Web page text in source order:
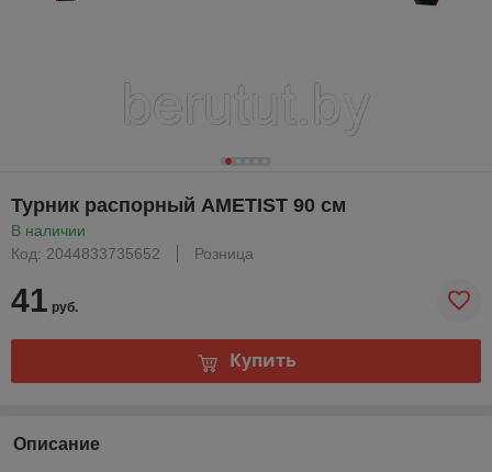
Турник распорный AMETIST 90 см
В наличии
Код: 2044833735652
Розница
41 руб.
Купить
Описание